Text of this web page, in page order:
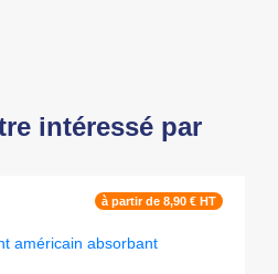
intéressé par
à partir de 8,90 € HT